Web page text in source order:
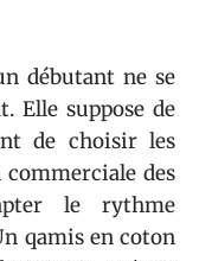
débutant ne se
Elle suppose de
de choisir les
commerciale des
le rythme
qamis en coton